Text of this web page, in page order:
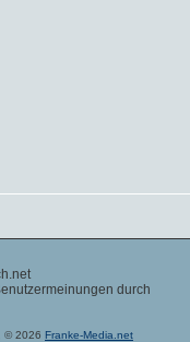
durch
© 2026 Franke-Media.net